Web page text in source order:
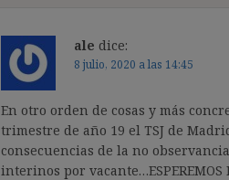
ale dice:
8 julio, 2020 a las 14:45
En otro orden de cosas y más
trimestre de año 19 el TSJ de
consecuencias de la no
interinos por vacante…ESPEREMOS